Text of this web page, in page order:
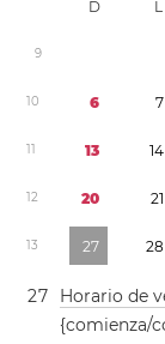
D L
9
10 6 7
11 13 14
12 20 21
13 27 28
27 Horario de
{comienza/